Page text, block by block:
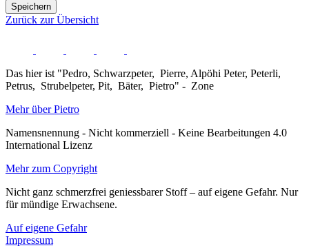
Speichern
Zurück zur Übersicht
Das hier ist "Pedro, Schwarzpeter, Pierre, Alpöhi Peter, Peterli,
Petrus, Strubelpeter, Pit, Bäter, Pietro" - Zone
Mehr über Pietro
Namensnennung - Nicht kommerziell - Keine Bearbeitungen 4.0
International Lizenz
Mehr zum Copyright
Nicht ganz schmerzfrei geniessbarer Stoff – auf eigene Gefahr. Nur
für mündige Erwachsene.
Auf eigene Gefahr
Impressum